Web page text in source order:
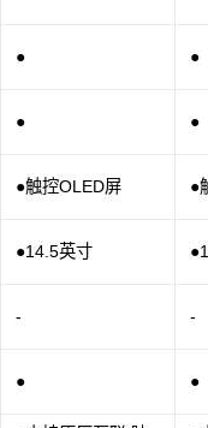
● ●
● ●
●触控OLED屏 ●
●14.5英寸
- -
● ●